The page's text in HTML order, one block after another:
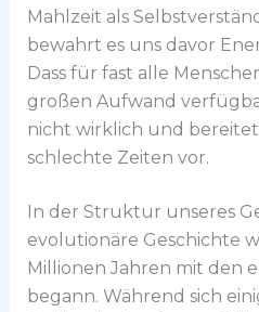
Mahlzeit als
bewahrt es uns davor
Dass für fast alle
großen Aufwand
nicht wirklich und
schlechte Zeiten vor.
In der Struktur unseres
evolutionäre Geschichte
Millionen Jahren mit den
begann. Während sich